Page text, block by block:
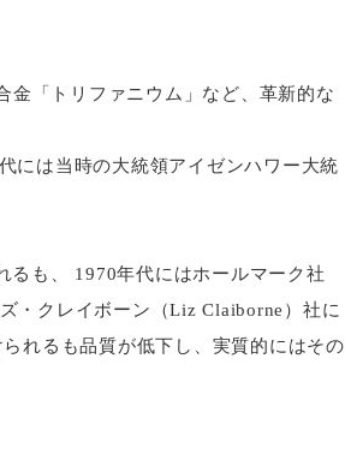
金「トリファニウム」など、革新的な
には当時の大統領アイゼンハワー大統
るも、 1970年代にはホールマーク社
・クレイボーン（Liz Claiborne）社に
れるも品質が低下し、実質的にはその